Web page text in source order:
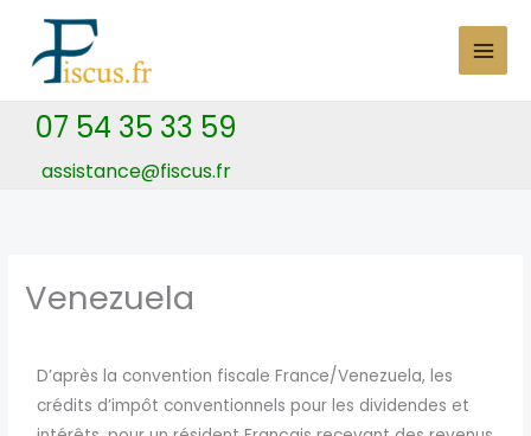
content
07 54 35 33 59
assistance@fiscus.fr
Venezuela
D’après la convention fiscale France/Venezuela, les
crédits d’impôt conventionnels pour les dividendes et